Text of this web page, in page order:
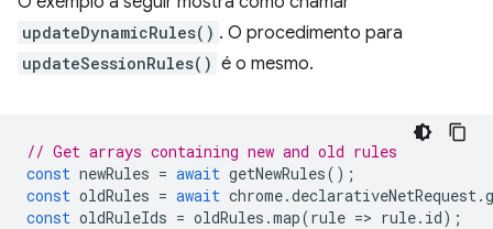
updateDynamicRules() . O procedimento para
updateSessionRules() é o mesmo.
// Get arrays containing new and old rules
const newRules = await getNewRules();
const oldRules = await chrome.declarativeNetRequest.
const oldRuleIds = oldRules .map(rule => rule. id);